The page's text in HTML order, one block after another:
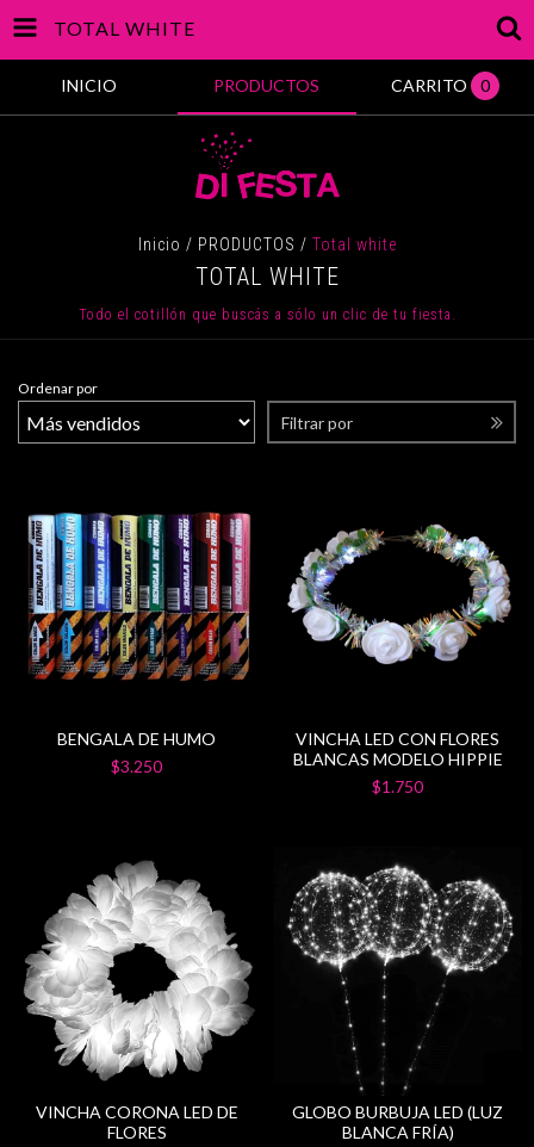
TOTAL WHITE
INICIO PRODUCTOS CARRITO 0
Inicio / PRODUCTOS / Total white
TOTAL WHITE
Todo el cotillón que buscás a sólo un clic de tu fiesta.
Ordenar por
Filtrar por
BENGALA DE HUMO
$3.250
VINCHA LED CON FLORES
BLANCAS MODELO HIPPIE
$1.750
VINCHA CORONA LED DE
FLORES
GLOBO BURBUJA LED (LUZ
BLANCA FRÍA)